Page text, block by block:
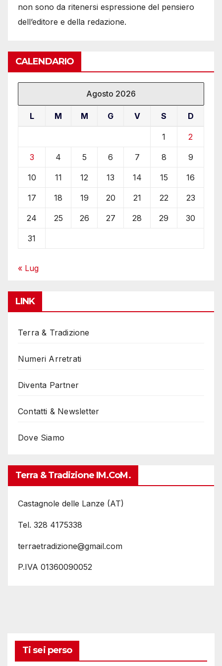
non sono da ritenersi espressione del pensiero
dell’editore e della redazione.
CALENDARIO
Agosto 2026
L M M G V S D
1 2
3 4 5 6 7 8 9
10 11 12 13 14 15 16
17 18 19 20 21 22 23
24 25 26 27 28 29 30
31
« Lug
LINK
Terra & Tradizione
Numeri Arretrati
Diventa Partner
Contatti & Newsletter
Dove Siamo
Terra & Tradizione IM.coM.
Castagnole delle Lanze (AT)
Tel. 328 4175338
terraetradizione@gmail.com
P.IVA 01360090052
Ti sei perso